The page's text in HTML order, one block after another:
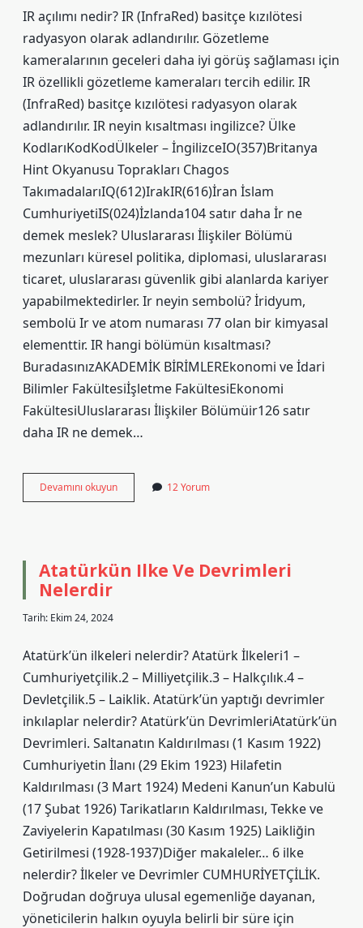
IR açılımı nedir? IR (InfraRed) basitçe kızılötesi
radyasyon olarak adlandırılır. Gözetleme
kameralarının geceleri daha iyi görüş sağlaması için
IR özellikli gözetleme kameraları tercih edilir. IR
(InfraRed) basitçe kızılötesi radyasyon olarak
adlandırılır. IR neyin kısaltması ingilizce? Ülke
KodlarıKodKodÜlkeler – İngilizceIO(357)Britanya
Hint Okyanusu Toprakları Chagos
TakımadalarıIQ(612)IrakIR(616)İran İslam
CumhuriyetiIS(024)İzlanda104 satır daha İr ne
demek meslek? Uluslararası İlişkiler Bölümü
mezunları küresel politika, diplomasi, uluslararası
ticaret, uluslararası güvenlik gibi alanlarda kariyer
yapabilmektedirler. Ir neyin sembolü? İridyum,
sembolü Ir ve atom numarası 77 olan bir kimyasal
elementtir. IR hangi bölümün kısaltması?
BuradasınızAKADEMİK BİRİMLEREkonomi ve İdari
Bilimler Fakültesiİşletme FakültesiEkonomi
FakültesiUluslararası İlişkiler Bölümüir126 satır
daha IR ne demek…
Devamını okuyunIr
Neyin
12 Yorum
Atatürkün Ilke Ve Devrimleri
Nelerdir
Tarih: Ekim 24, 2024
Atatürk’ün ilkeleri nelerdir? Atatürk İlkeleri1 –
Cumhuriyetçilik.2 – Milliyetçilik.3 – Halkçılık.4 –
Devletçilik.5 – Laiklik. Atatürk’ün yaptığı devrimler
inkılaplar nelerdir? Atatürk’ün DevrimleriAtatürk’ün
Devrimleri. Saltanatın Kaldırılması (1 Kasım 1922)
Cumhuriyetin İlanı (29 Ekim 1923) Hilafetin
Kaldırılması (3 Mart 1924) Medeni Kanun’un Kabulü
(17 Şubat 1926) Tarikatların Kaldırılması, Tekke ve
Zaviyelerin Kapatılması (30 Kasım 1925) Laikliğin
Getirilmesi (1928-1937)Diğer makaleler… 6 ilke
nelerdir? İlkeler ve Devrimler CUMHURİYETÇİLİK.
Doğrudan doğruya ulusal egemenliğe dayanan,
yöneticilerin halkın oyuyla belirli bir süre için